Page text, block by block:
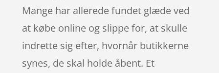
Mange har allerede fundet glæde ved
at købe online og slippe for, at skulle
indrette sig efter, hvornår butikkerne
synes, de skal holde åbent. Et